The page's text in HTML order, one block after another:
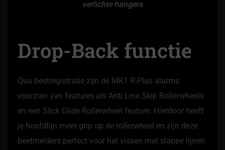
verlichte hangers
Drop-Back functie
Qua beetregistratie zijn de MK1 R-Plus alarms
voorzien van features als Anti Line Skip Rollerwheels
en een Slick Glide Rollerwheel feature. Hierdoor heeft
je hoofdlijn meer grip op de rollerwheel en zijn deze
beetmelders perfect voor het vissen met slappe lijnen.